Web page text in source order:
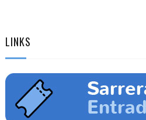
LINKS